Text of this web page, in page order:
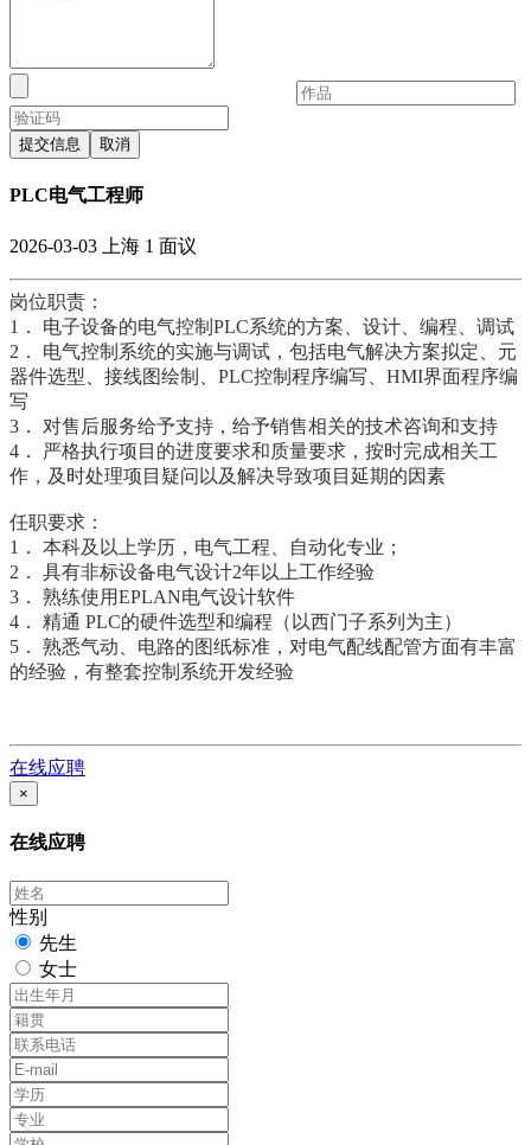
提交信息 取消
PLC电气工程师
2026-03-03 上海 1 面议
岗位职责：
1． 电子设备的电气控制PLC系统的方案、设计、编程、调试
2． 电气控制系统的实施与调试，包括电气解决方案拟定、元
器件选型、接线图绘制、PLC控制程序编写、HMI界面程序编
写
3． 对售后服务给予支持，给予销售相关的技术咨询和支持
4． 严格执行项目的进度要求和质量要求，按时完成相关工
作，及时处理项目疑问以及解决导致项目延期的因素
任职要求：
1． 本科及以上学历，电气工程、自动化专业；
2． 具有非标设备电气设计2年以上工作经验
3． 熟练使用EPLAN电气设计软件
4． 精通 PLC的硬件选型和编程（以西门子系列为主）
5． 熟悉气动、电路的图纸标准，对电气配线配管方面有丰富
的经验，有整套控制系统开发经验
在线应聘
×
在线应聘
性别
先生
女士